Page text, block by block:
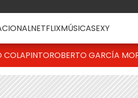
NETFLIXMÚSICASEXY
COLAPINTOROBERTO GARCÍA